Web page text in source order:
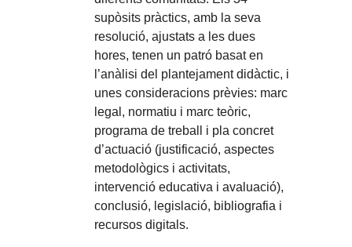
supòsits pràctics, amb la seva
resolució, ajustats a les dues
hores, tenen un patró basat en
l’anàlisi del plantejament didàctic, i
unes consideracions prèvies: marc
legal, normatiu i marc teòric,
programa de treball i pla concret
d’actuació (justificació, aspectes
metodològics i activitats,
intervenció educativa i avaluació),
conclusió, legislació, bibliografia i
recursos digitals.